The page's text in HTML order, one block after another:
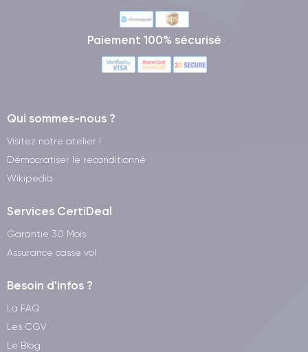
Paiement 100% sécurisé
Qui sommes-nous ?
Visitez notre atelier !
Démocratiser le reconditionné
Wikipedia
Services CertiDeal
Garantie 30 Mois
Assurance casse vol
Besoin d'infos ?
La FAQ
Les CGV
Le Blog